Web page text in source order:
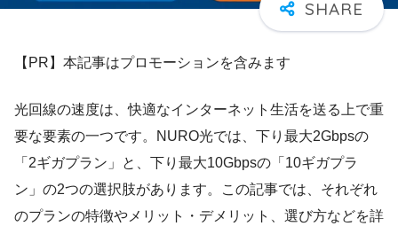
【PR】本記事はプロモーションを含みます
光回線の速度は、快適なインターネット生活を送る上で重
要な要素の一つです。NURO光では、下り最大2Gbpsの
「2ギガプラン」と、下り最大10Gbpsの「10ギガプラ
ン」の2つの選択肢があります。この記事では、それぞれ
のプランの特徴やメリット・デメリット、選び方などを詳